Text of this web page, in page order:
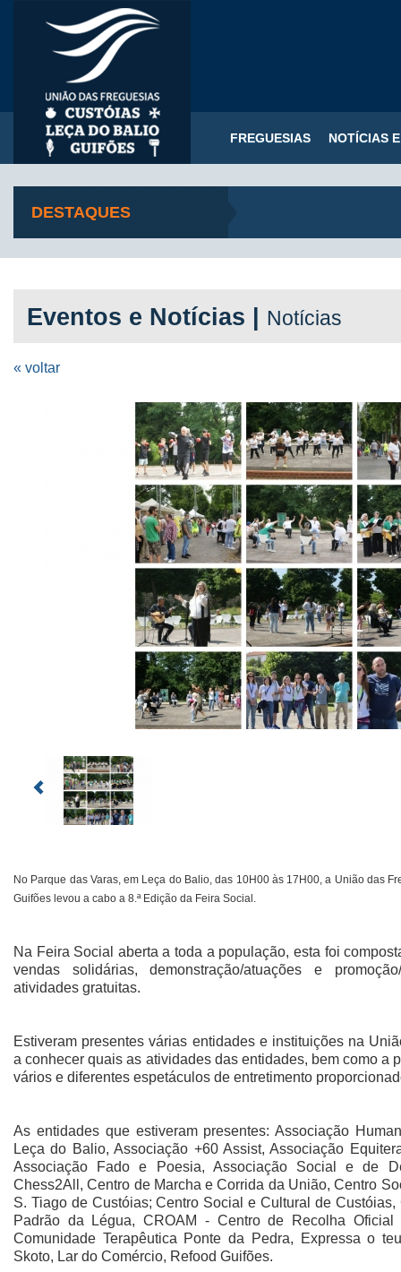
FREGUESIAS NOTÍCIAS
DESTAQUES
Eventos e Notícias | Notícias
« voltar
No Parque das Varas, em Leça do Balio, das 10H00 às 17H00, a União das
Guifões levou a cabo a 8.ª Edição da Feira Social.
Na Feira Social aberta a toda a população, esta foi
vendas solidárias, demonstração/atuações e
atividades gratuitas.
Estiveram presentes várias entidades e instituições na
a conhecer quais as atividades das entidades, bem como a
vários e diferentes espetáculos de entretimento
As entidades que estiveram presentes: Associação
Leça do Balio, Associação +60 Assist, Associação
Associação Fado e Poesia, Associação Social e de
Chess2All, Centro de Marcha e Corrida da União, Centro
S. Tiago de Custóias; Centro Social e Cultural de
Padrão da Légua, CROAM - Centro de Recolha
Comunidade Terapêutica Ponte da Pedra, Expressa o
Skoto, Lar do Comércio, Refood Guifões.